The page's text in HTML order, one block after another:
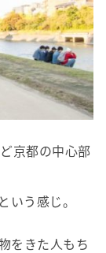
京都の中心部
いう感じ。
をきた人もち